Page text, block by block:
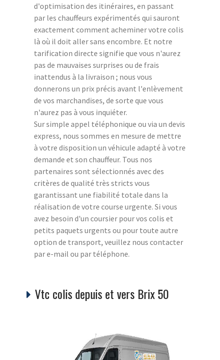
d'optimisation des itinéraires, en passant
par les chauffeurs expérimentés qui sauront
exactement comment acheminer votre colis
là où il doit aller sans encombre. Et notre
tarification directe signifie que vous n'aurez
pas de mauvaises surprises ou de frais
inattendus à la livraison ; nous vous
donnerons un prix précis avant l'enlèvement
de vos marchandises, de sorte que vous
n'aurez pas à vous inquiéter.
Sur simple appel téléphonique ou via un devis
express, nous sommes en mesure de mettre
à votre disposition un véhicule adapté à votre
demande et son chauffeur. Tous nos
partenaires sont sélectionnés avec des
critères de qualité très stricts vous
garantissant une fiabilité totale dans la
réalisation de votre course urgente. Si vous
avez besoin d'un coursier pour vos colis et
petits paquets urgents ou pour toute autre
option de transport, veuillez nous contacter
par e-mail ou par téléphone.
Vtc colis depuis et vers Brix 50